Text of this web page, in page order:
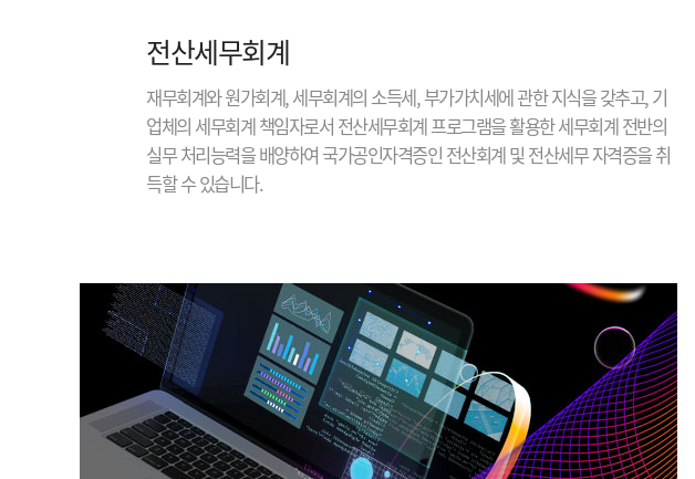
전산세무회계
재무회계와 원가회계, 세무회계의 소득세, 부가가치세에 관한 지식을 갖추고, 기
업체의 세무회계 책임자로서 전산세무회계 프로그램을 활용한 세무회계 전반의
실무 처리능력을 배양하여 국가공인자격증인 전산회계 및 전산세무 자격증을 취
득할 수 있습니다.